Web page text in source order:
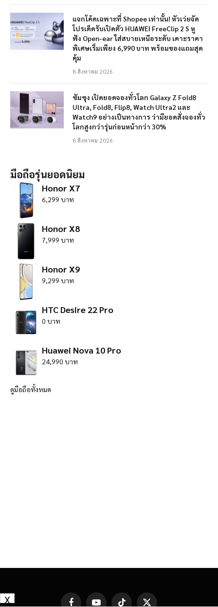
แจกโค้ดเฉพาะที่ Shopee เท่านั้น! หัวเว่ยจัด
โปรเด็ดรับเปิดตัว HUAWEI FreeClip 2 S หู
ฟัง Open-ear ใส่สบายเหนือระดับ เคาะราคา
พิเศษเริ่มเพียง 6,990 บาท พร้อมของแถมสุด
คุ้ม
8 สิงหาคม 2026
ซัมซุง เปิดยอดจองทั่วโลก Galaxy Z Fold8
Ultra, Fold8, Flip8, Watch Ultra2 และ
Watch9 อย่างเป็นทางการ ว่ามียอดสั่งจองทั่ว
โลกสูงกว่ารุ่นก่อนหน้ากว่า 30%
8 สิงหาคม 2026
มือถือรุ่นยอดนิยม
Honor X7
6,299 บาท
Honor X8
7,999 บาท
Honor X9
9,299 บาท
HTC Desire 22 Pro
0 บาท
Huawei Nova 10 Pro
24,990 บาท
ดูมือถือทั้งหมด
X